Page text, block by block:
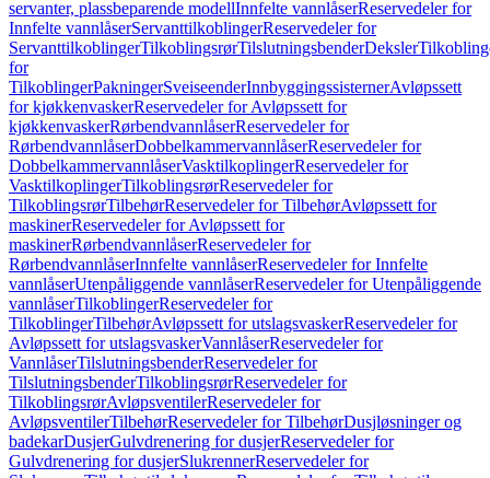
servanter, plassbeparende modellInnfelte vannlåserReservedeler for
Innfelte vannlåserServanttilkoblingerReservedeler for
ServanttilkoblingerTilkoblingsrørTilslutningsbenderDeksler
for
TilkoblingerPakningerSveiseenderInnbyggingssisternerAvløpssett
for kjøkkenvaskerReservedeler for Avløpssett for
kjøkkenvaskerRørbendvannlåserReservedeler for
RørbendvannlåserDobbelkammervannlåserReservedeler for
DobbelkammervannlåserVasktilkoplingerReservedeler for
VasktilkoplingerTilkoblingsrørReservedeler for
TilkoblingsrørTilbehørReservedeler for TilbehørAvløpssett for
maskinerReservedeler for Avløpssett for
maskinerRørbendvannlåserReservedeler for
RørbendvannlåserInnfelte vannlåserReservedeler for Innfelte
vannlåserUtenpåliggende vannlåserReservedeler for Utenpåliggende
vannlåserTilkoblingerReservedeler for
TilkoblingerTilbehørAvløpssett for utslagsvaskerReservedeler for
Avløpssett for utslagsvaskerVannlåserReservedeler for
VannlåserTilslutningsbenderReservedeler for
TilslutningsbenderTilkoblingsrørReservedeler for
TilkoblingsrørAvløpsventilerReservedeler for
AvløpsventilerTilbehørReservedeler for TilbehørDusjløsninger og
badekarDusjerGulvdrenering for dusjerReservedeler for
Gulvdrenering for dusjerSlukrennerReservedeler for